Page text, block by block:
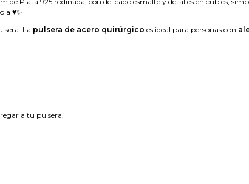
♥✨
La pulsera de acero quirúrgico es ideal para personas con
a tu pulsera.